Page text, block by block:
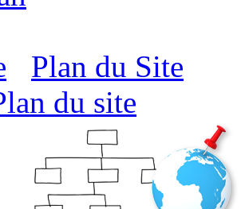
Plan du Site
du site